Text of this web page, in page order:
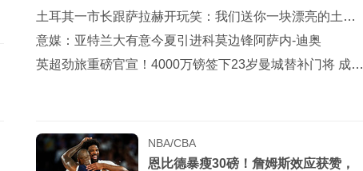
录
土耳其一市长跟萨拉赫开玩笑：我们送你一块漂亮的土地
吧
意媒：亚特兰大有意今夏引进科莫边锋阿萨内-迪奥
英超劲旅重磅官宣！4000万镑签下23岁曼城替补门将 成队
NBA/CBA
恩比德暴瘦30磅！詹姆斯效应获赞，